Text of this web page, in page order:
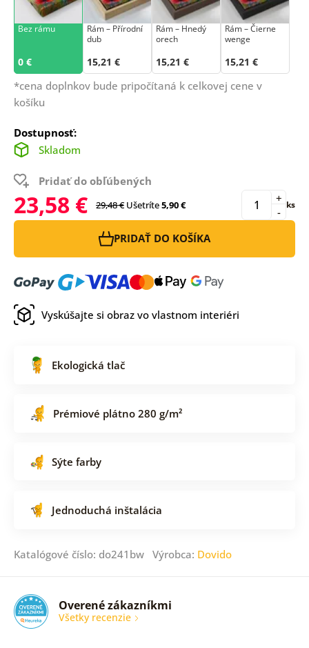
Bez rámu
0 €
Rám –⁠⁠⁠⁠⁠⁠ Přírodní
dub
15,21 €
Rám – Hnedý
orech
15,21 €
Rám – Čierne
wenge
15,21 €
*cena doplnkov bude pripočítaná k celkovej cene v
košíku
Dostupnosť:
Skladom
Pridať do obľúbených
23,58 € 29,48 € Ušetríte5,90 € -
+ ks
PRIDAŤ DO KOŠÍKA
Vyskúšajte si obraz vo vlastnom interiéri
Ekologická tlač
Prémiové plátno 280 g/m²
Sýte farby
Jednoduchá inštalácia
Katalógové číslo: do241bw Výrobca: Dovido
Overené zákazníkmi
Všetky recenzie